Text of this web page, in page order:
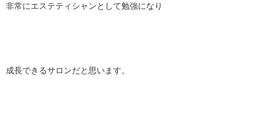
非常にエステティシャンとして勉強になり
成長できるサロンだと思います。